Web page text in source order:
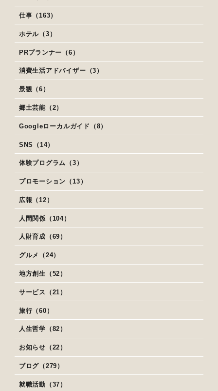
仕事（163）
ホテル（3）
PRプランナー（6）
消費生活アドバイザー（3）
景観（6）
郷土芸能（2）
Googleローカルガイド（8）
SNS（14）
体験プログラム（3）
プロモーション（13）
広報（12）
人間関係（104）
人財育成（69）
グルメ（24）
地方創生（52）
サービス（21）
旅行（60）
人生哲学（82）
お知らせ（22）
ブログ（279）
就職活動（37）